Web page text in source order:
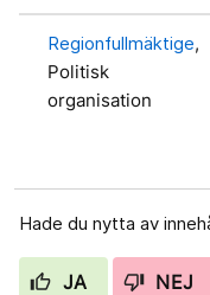
Regionfullmäktige,
Politisk
organisation
Hade du nytta av
JA NEJ